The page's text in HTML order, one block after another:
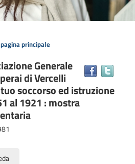
principale
Generale
di Vercelli
soccorso ed istruzione
al 1921 : mostra